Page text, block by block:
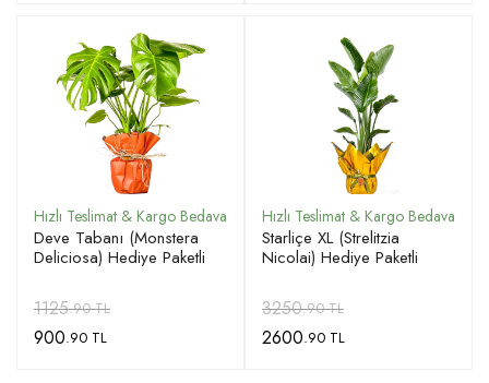
Deve Tabanı (Monstera
Deliciosa) Hediye Paketli
1125.90 TL
900.90 TL
Starliçe XL (Strelitzia
Nicolai) Hediye Paketli
3250.90 TL
2600.90 TL